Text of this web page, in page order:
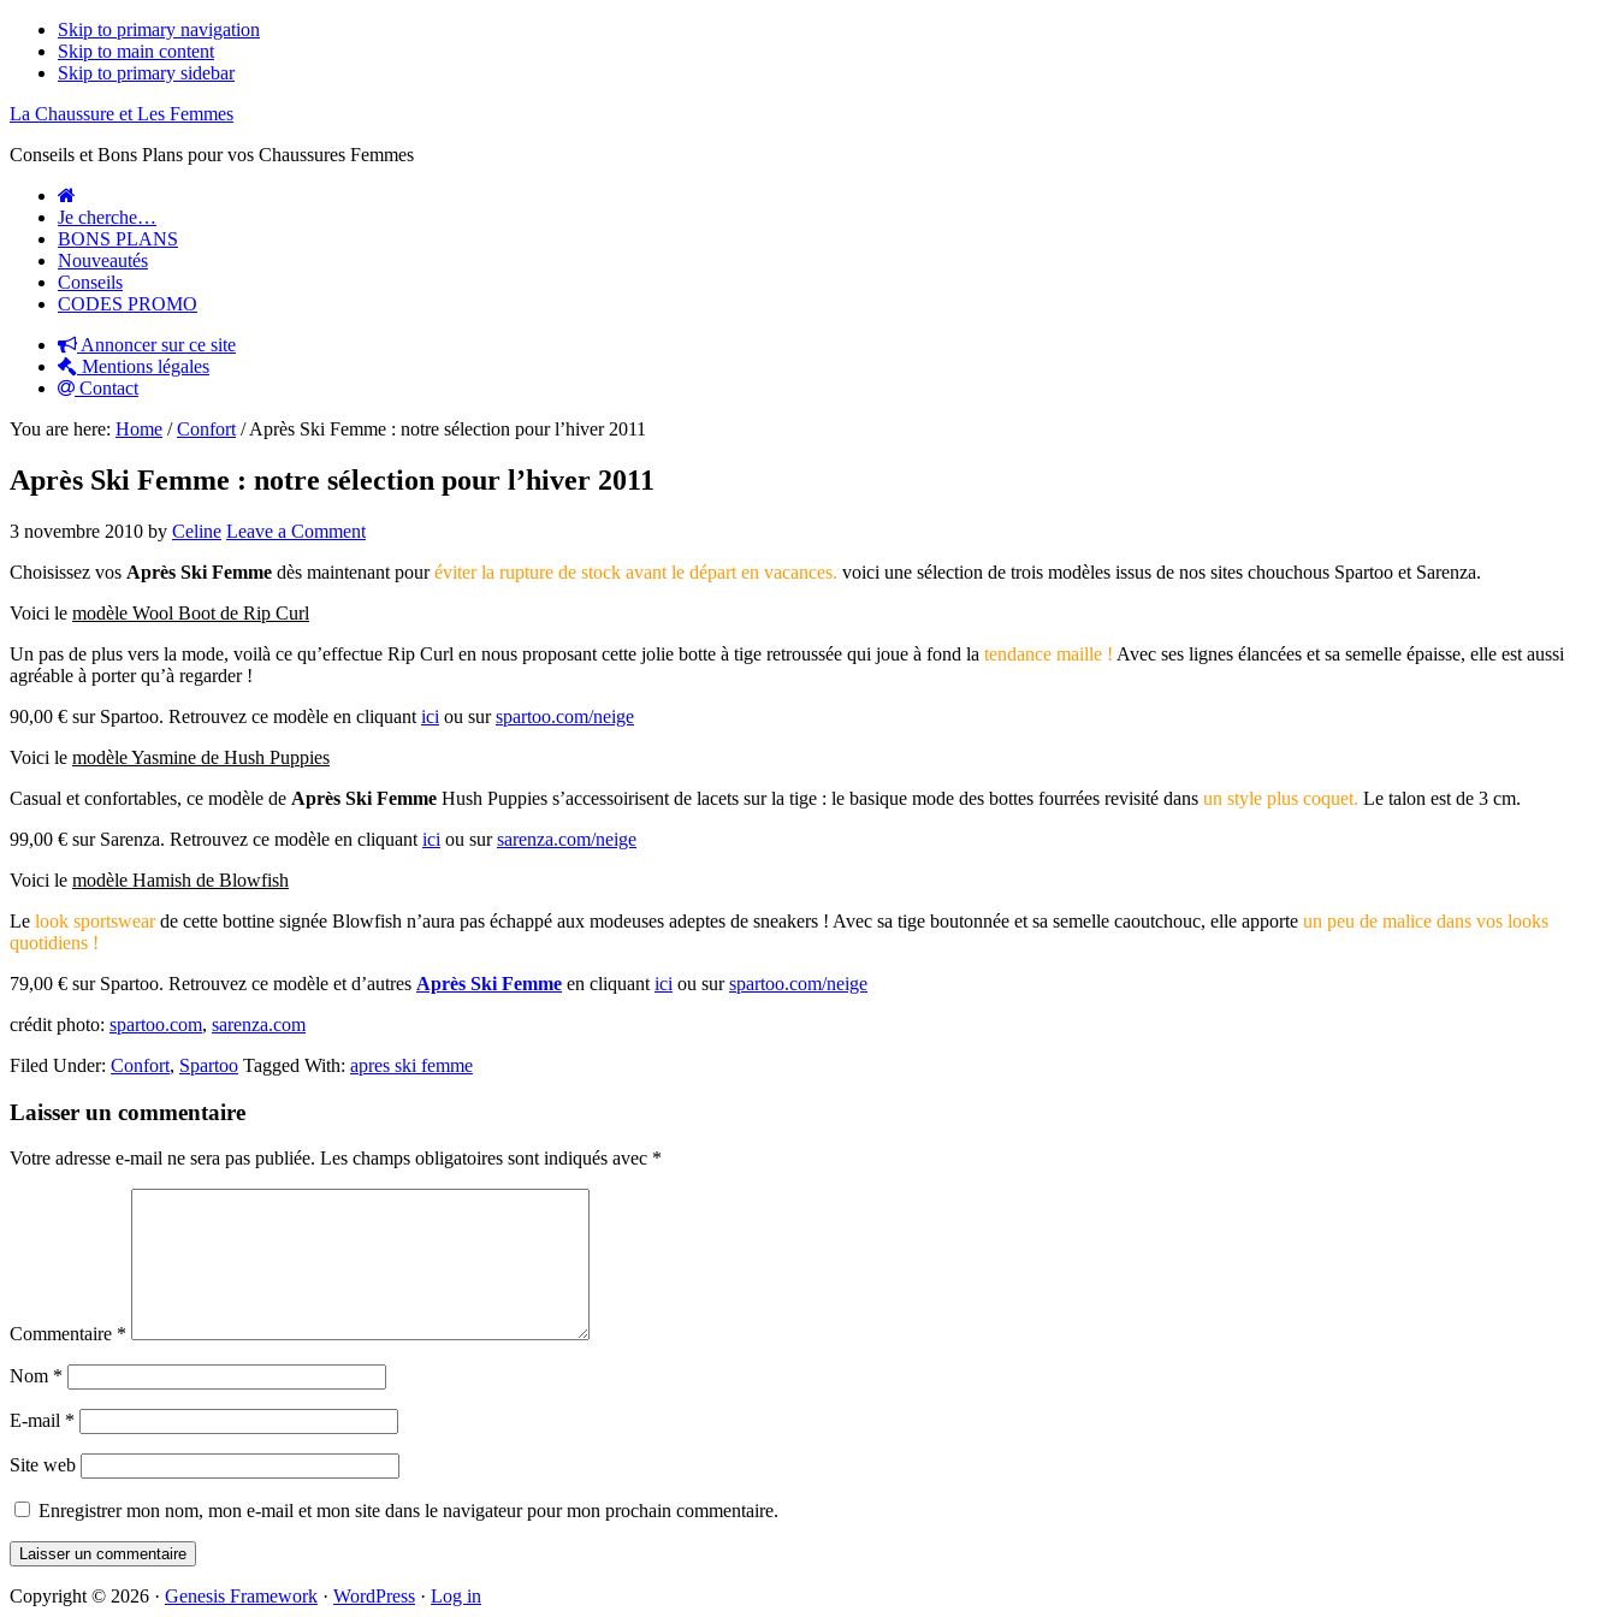
Skip to primary navigation
Skip to main content
Skip to primary sidebar
La Chaussure et Les Femmes
Conseils et Bons Plans pour vos Chaussures Femmes
Je cherche…
BONS PLANS
Nouveautés
Conseils
CODES PROMO
Annoncer sur ce site
Mentions légales
Contact
You are here: Home / Confort /Après Ski Femme : notre sélection pour l’hiver 2011
Après Ski Femme : notre sélection pour l’hiver 2011
3 novembre 2010 by Celine Leave a Comment
Choisissez vos Après Ski Femme dès maintenant pouréviter la rupture de stock avant le départ en vacances. voici une sélection de trois modèles issus de nos sites chouchous Spartoo et Sarenza.
Voici le modèle Wool Boot de Rip Curl
Un pas de plus vers la mode, voilà ce qu’effectue Rip Curl en nous proposant cette jolie botte à tige retroussée qui joue à fond la tendance maille ! Avec ses lignes élancées et sa semelle épaisse, elle est aussi
agréable à porter qu’à regarder !
90,00 € sur Spartoo. Retrouvez ce modèle en cliquant ici ou surspartoo.com/neige
Voici le modèle Yasmine de Hush Puppies
Casual et confortables, ce modèle de Après Ski Femme Hush Puppies s’accessoirisent de lacets sur la tige : le basique mode des bottes fourrées revisité dans un style plus coquet. Le talon est de 3 cm.
99,00 € sur Sarenza. Retrouvez ce modèle en cliquant ici ou sursarenza.com/neige
Voici le modèle Hamish de Blowfish
Le look sportswearde cette bottine signée Blowfish n’aura pas échappé aux modeuses adeptes de sneakers ! Avec sa tige boutonnée et sa semelle caoutchouc, elle apporte un peu de malice dans vos looks
quotidiens !
79,00 € sur Spartoo. Retrouvez ce modèle et d’autres Après Ski Femme en cliquant ici ou surspartoo.com/neige
crédit photo: spartoo.com, sarenza.com
Filed Under: Confort, Spartoo Tagged With: apres ski femme
Reader
Laisser un commentaire
Votre adresse e-mail ne sera pas publiée. Les champs obligatoires sont indiqués avec *
Commentaire *
Nom *
E-mail *
Site web
Enregistrer mon nom, mon e-mail et mon site dans le navigateur pour mon prochain commentaire.
Primary
Copyright © 2026 · Genesis Framework · WordPress · Log in